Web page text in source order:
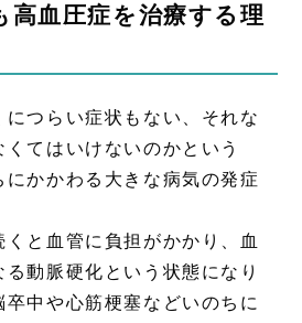
高血圧症を治療する理
につらい症状もない、それな
てはいけないのかという
にかかわる大きな病気の発症
と血管に負担がかかり、血
動脈硬化という状態になり
卒中や心筋梗塞などいのちに